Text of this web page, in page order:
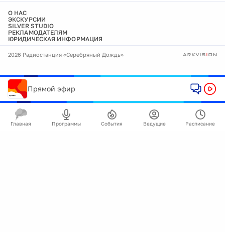
О НАС
ЭКСКУРСИИ
SILVER STUDIO
РЕКЛАМОДАТЕЛЯМ
ЮРИДИЧЕСКАЯ ИНФОРМАЦИЯ
2026 Радиостанция «Серебряный Дождь»
Прямой эфир
Главная Программы События Ведущие Расписание